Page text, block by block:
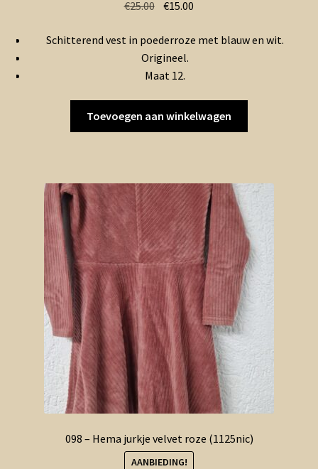
€25.00 Oorspronkelijke
was:
€25.00.
€15.00
is:
Schitterend vest in poederroze met blauw en wit.
Origineel.
Maat 12.
Toevoegen aan winkelwagen
098 – Hema jurkje velvet roze (1125nic)
AANBIEDING!